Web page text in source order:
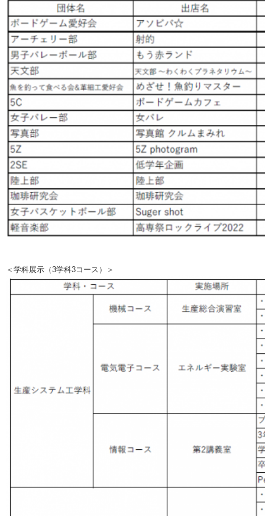
＜学科展示（3学科3コース）＞